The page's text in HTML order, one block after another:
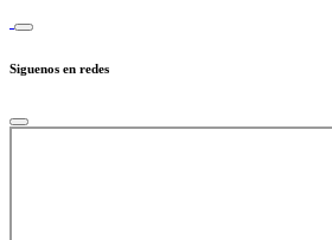
Siguenos en redes